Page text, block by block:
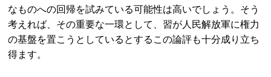
なものへの回帰を試みている可能性は高いでしょう。そう
考えれば、その重要な一環として、習が人民解放軍に権力
の基盤を置こうとしているとするこの論評も十分成り立ち
得ます。